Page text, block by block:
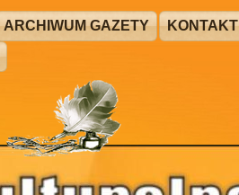
ARCHIWUM GAZETY
KONTAKT